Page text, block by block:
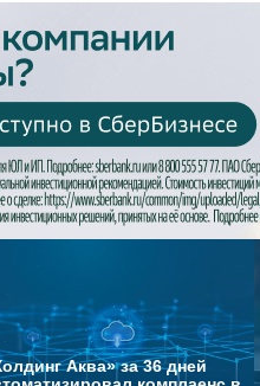
Аква» за 36 дней